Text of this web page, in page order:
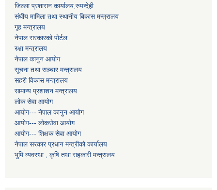
जिल्ला प्रशासन कार्यालय,रुपन्देही
संघीय मामिला तथा स्थानीय बिकास मन्त्रालय
गृह मन्त्रालय
नेपाल सरकारको पोर्टल
रक्षा मन्त्रालय
नेपाल कानुन आयोग
सूचना तथा सञ्चार मन्त्रालय
सहरी विकास मन्त्रालय
सामान्य प्रशाशन मन्त्रालय
लोक सेवा आयोग
आयोग--- नेपाल कानुन आयोग
आयोग--- लोकसेवा आयोग
आयोग--- शिक्षक सेवा आयोग
नेपाल सरकार प्रधान मन्त्रीको कार्यालय
भुमि व्यवस्था , कृषि तथा सहकारी मन्त्रालय